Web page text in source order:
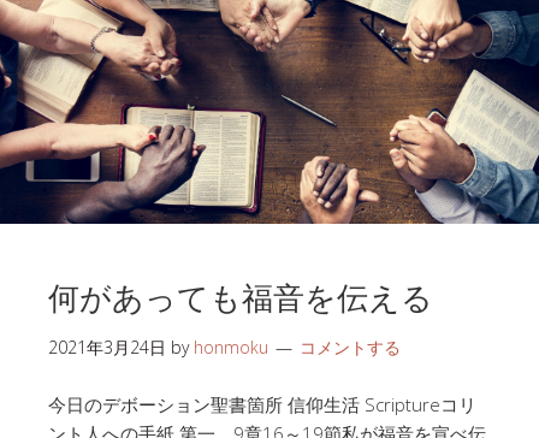
何があっても福音を伝える
2021年3月24日 by honmoku コメントする
今日のデボーション聖書箇所 信仰生活 Scriptureコリ